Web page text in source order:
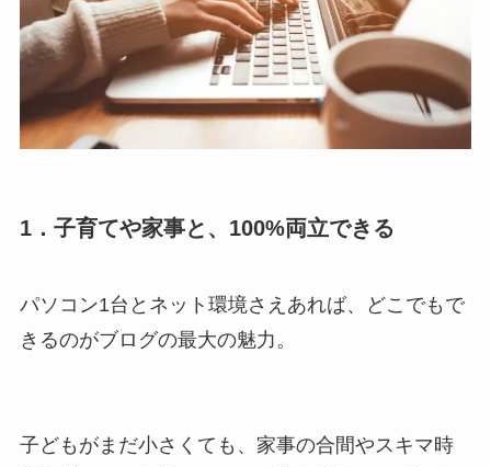
1．子育てや家事と、100%両立できる
パソコン1台とネット環境さえあれば、どこでもで
きるのがブログの最大の魅力。
子どもがまだ小さくても、家事の合間やスキマ時